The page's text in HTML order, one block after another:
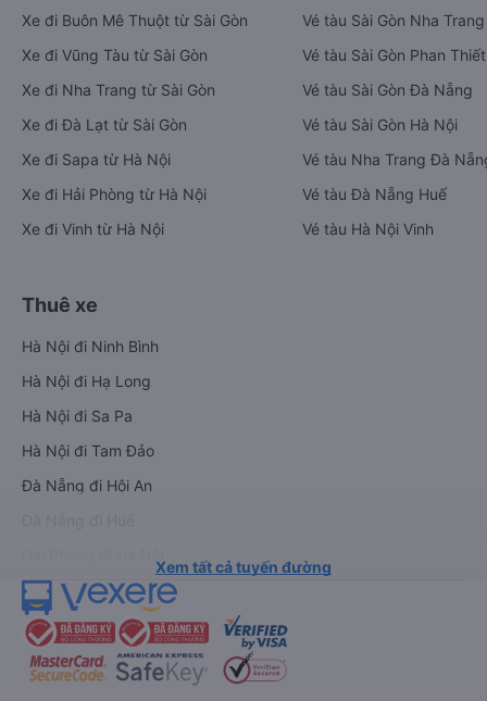
Xe đi Buôn Mê Thuột từ Sài Gòn
Xe đi Vũng Tàu từ Sài Gòn
Xe đi Nha Trang từ Sài Gòn
Xe đi Đà Lạt từ Sài Gòn
Xe đi Sapa từ Hà Nội
Xe đi Hải Phòng từ Hà Nội
Xe đi Vinh từ Hà Nội
Vé tàu Sài Gòn Nha Trang
Vé tàu Sài Gòn Phan Thiết
Vé tàu Sài Gòn Đà Nẵng
Vé tàu Sài Gòn Hà Nội
Vé tàu Nha Trang Đà
Vé tàu Đà Nẵng Huế
Vé tàu Hà Nội Vinh
Thuê xe
Hà Nội đi Ninh Bình
Hà Nội đi Hạ Long
Hà Nội đi Sa Pa
Hà Nội đi Tam Đảo
Đà Nẵng đi Hội An
Xem tất cả tuyến đường